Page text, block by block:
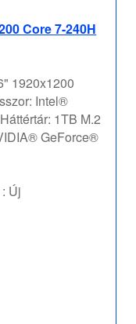
Core 7-240H
1920x1200
Intel®
1TB M.2
GeForce®
Új